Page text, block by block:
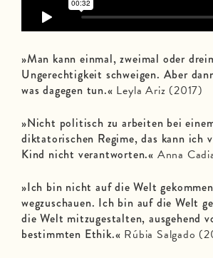
»Man kann einmal, zweimal oder
Ungerechtigkeit schweigen. Aber
was dagegen tun.« Leyla Ariz (2017)
»Nicht politisch zu arbeiten bei
diktatorischen Regime, das kann ich
Kind nicht verantworten.« Anna
»Ich bin nicht auf die Welt
wegzuschauen. Ich bin auf die Welt
die Welt mitzugestalten, ausgehend
bestimmten Ethik.« Rúbia Salgado